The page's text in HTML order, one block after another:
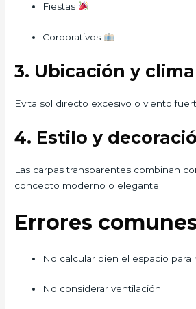
Fiestas
Corporativos
3. Ubicación y clima
Evita sol directo excesivo o viento
4. Estilo y
Las carpas transparentes combinan
concepto moderno o elegante.
Errores
No calcular bien el espacio para
No considerar ventilación